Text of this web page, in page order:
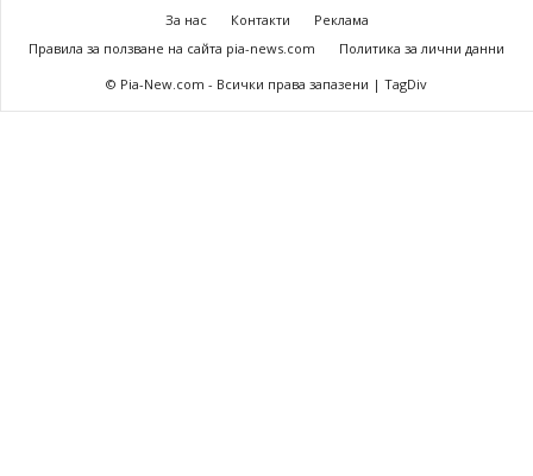
За нас Контакти
Реклама
Правила за ползване на сайта pia-news.com
Политика за лични данни
© Pia-New.com - Всички права запазени | TagDiv